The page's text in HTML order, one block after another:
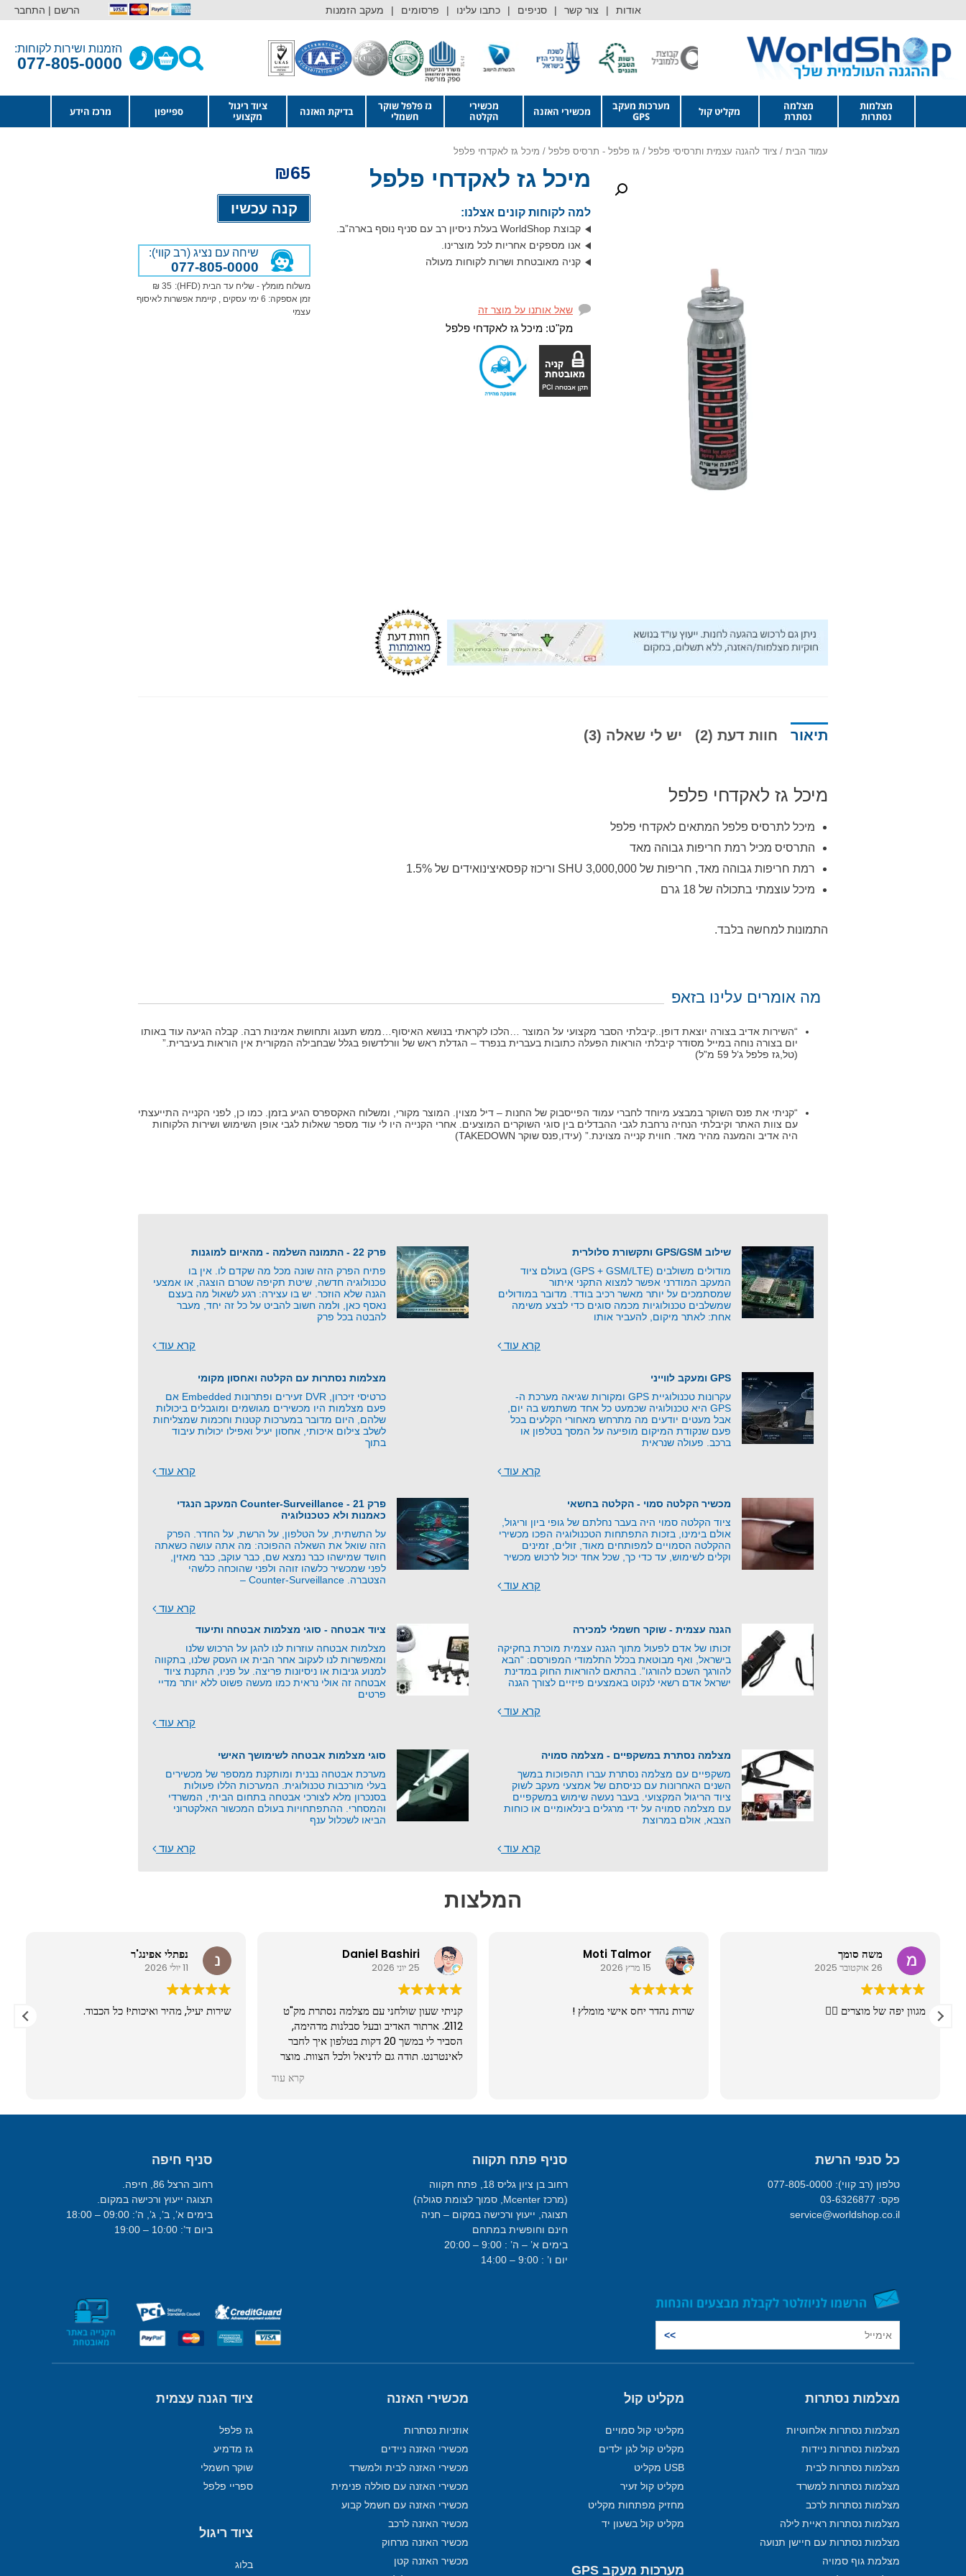
אודות צור קשר סניפים כתבו עלינו פרסומים מעקב הזמנות הרשם | התחבר
הזמנות ושירות לקוחות:
077-805-0000
מצלמות
נסתרות
מצלמה
נסתרת
מקליט קול
מערכות מעקב
GPS
מכשירי האזנה
מכשירי
הקלטה
גז פלפל שוקר
חשמלי
בדיקת האזנה
ציוד ריגול
מקצועי
ספייפון מרכז הידע
עמוד הבית / ציוד להגנה עצמית ותרסיסי פלפל / גז פלפל - תרסיס פלפל / מיכל גז לאקדחי פלפל
מיכל גז לאקדחי פלפל
למה לקוחות קונים אצלנו:
קבוצת WorldShop בעלת ניסיון רב עם סניף נוסף בארה”ב.
אנו מספקים אחריות לכל מוצרינו.
קניה מאובטחת ושרות לקוחות מעולה
שאל אותנו על מוצר זה
מק"ט: מיכל גז לאקדחי פלפל
₪65
קנה עכשיו
שיחה עם נציג (רב קווי):
077-805-0000
משלוח מומלץ - שליח עד הבית (HFD):
35 ₪
זמן אספקה: 6 ימי עסקים , קיימת אפשרות לאיסוף
עצמי
תיאור חוות דעת (2) יש לי שאלה (3)
מיכל גז לאקדחי פלפל
מיכל לתרסיס פלפל המתאים לאקדחי פלפל
התרסיס מכיל רמת חריפות גבוהה מאד
רמת חריפות גבוהה מאד, חריפות של 3,000,000 SHU וריכוז קפסאיצינואידים של 1.5%
מיכל עוצמתי בתכולה של 18 גרם
התמונות למחשה בלבד.
מה אומרים עלינו בזאפ
“השירות אדיב בצורה יוצאת דופן..קיבלתי הסבר מקצועי על המוצר …הלכו לקראתי בנושא האיסוף…ממש תענוג ותחושת אמינות רבה. קבלה הגיעה עוד באותו
יום בצורה נוחה במייל מסודר קיבלתי הוראות הפעלה כתובות בעברית בנפרד – הגדלת ראש של וורלדשופ בגלל שבחבילה המקורית אין הוראות בעיברית.”
(טל,גז פלפל ג’ל 59 מ”ל)
“קניתי את פנס השוקר במבצע מיוחד לחברי עמוד הפייסבוק של החנות – דיל מצוין. המוצר מקורי, ומשלוח האקספרס הגיע בזמן. כמו כן, לפני הקנייה התייעצתי
עם צוות האתר וקיבלתי הנחיה נרחבת לגבי ההבדלים בין סוגי השוקרים המוצעים. אחרי הקנייה היו לי עוד מספר שאלות לגבי אופן השימוש ושירות הלקוחות
היה אדיב והמענה מהיר מאד. חווית קנייה מצוינת.” (עידו,פנס שוקר TAKEDOWN)
שילוב GPS/GSM ותקשורת סלולרית
מודולים משולבים (GPS + GSM/LTE) בעולם ציוד
המעקב המודרני אפשר למצוא התקני איתור
שמסתמכים על יותר מאשר רכיב בודד. מדובר במודולים
שמשלבים טכנולוגיות מכמה סוגים כדי לבצע משימה
אחת: לאתר מיקום, להעביר אותו
קרא עוד
פרק 22 - התמונה השלמה - מהאיום למוגנות
פתיח הפרק הזה שונה מכל מה שקדם לו. אין בו
טכנולוגיה חדשה, שיטת תקיפה שטרם הוצגה, או אמצעי
הגנה שלא הוזכר. יש בו עצירה: רגע לשאול מה בעצם
נאסף כאן, ולמה חשוב להביט על כל זה יחד, מעבר
להבטה בכל פרק
קרא עוד
GPS ומעקב לווייני
עקרונות טכנולוגיית GPS ומקורות שגיאה מערכת ה-
GPS היא טכנולוגיה שכמעט כל אחד משתמש בה יום,
אבל מעטים יודעים מה מתרחש מאחורי הקלעים בכל
פעם שנקודת המיקום מופיעה על המסך בטלפון או
ברכב. פעולה שנראית
קרא עוד
מצלמות נסתרות עם הקלטה ואחסון מקומי
כרטיסי זיכרון, DVR זעירים ופתרונות Embedded אם
פעם מצלמות היו מכשירים מגושמים ומוגבלים ביכולות
שלהם, היום מדובר במערכות קטנות וחכמות שמצליחות
לשלב צילום איכותי, אחסון יעיל ואפילו יכולות עיבוד
בתוך
קרא עוד
מכשיר הקלטה סמוי - הקלטה בחשאי
ציוד הקלטה סמוי היה בעבר נחלתם של גופי ביון וריגול,
אולם בימינו, בזכות התפתחות הטכנולוגיה הפכו מכשירי
ההקלטה הסמויים למפותחים מאוד, זולים, זמינים
וקלים לשימוש, עד כדי כך, שכל אחד יכול לרכוש מכשיר
קרא עוד
פרק 21 - Counter-Surveillance המעקב הנגדי
כאמנות ולא כטכנולוגיה
על התשתית, על הטלפון, על הרשת, על החדר. הפרק
הזה שואל את השאלה ההפוכה: מה אתה עושה כשאתה
חושד שמישהו כבר נמצא שם, כבר עוקב, כבר מאזין,
לפני שמכשיר כלשהו זוהה ולפני שהוכחה כלשהי
הצטברה. Counter-Surveillance –
קרא עוד
הגנה עצמית - שוקר חשמלי למכירה
זכותו של אדם לפעול מתוך הגנה עצמית מוכרת בחקיקה
בישראל, ואף מבוטאת בכלל התלמודי המפורסם: “הבא
להורגך השכם להורגו”. בהתאם להוראות החוק במדינת
ישראל אדם רשאי לנקוט באמצעים פיזיים לצורך הגנה
קרא עוד
ציוד אבטחה - סוגי מצלמות אבטחה ותיעוד
מצלמות אבטחה עוזרות לנו להגן על הרכוש שלנו
ומאפשרות לנו לעקוב אחר הבית או העסק שלנו, בתקווה
למנוע גניבות או ניסיונות פריצה. על פניו, התקנת ציוד
אבטחה זה אולי נראית כמו מעשה פשוט ללא יותר מדיי
פרטים
קרא עוד
מצלמה נסתרת במשקפיים - מצלמה סמויה
משקפיים עם מצלמה נסתרת עברו תהפוכות במשך
השנים האחרונות עם כניסתם של אמצעי מעקב לשוק
ציוד הריגול המקצועי. בעבר נעשה שימוש במשקפיים
עם מצלמה סמויה על ידי מרגלים בינלאומיים או כוחות
הצבא, אולם במרוצת
קרא עוד
סוגי מצלמות אבטחה לשימושך האישי
מערכת אבטחה נבנית ומותקנת ממספר של מכשירים
בעלי מורכבות טכנולוגית. המערכות הללו פעולות
בסנכרון מלא לצורכי אבטחה בתחום הביתי, המשרדי
והמסחרי. ההתפתחויות בעולם המכשור האלקטרוני
הביאו לשכלול ענף
קרא עוד
המלצות
נפתלי אפינג'ר
11 יולי 2026
שירות יעיל, מהיר ואיכותי! כל הכבוד.
Daniel Bashiri
25 יוני 2026
קניתי שעון שולחני עם מצלמה נסתרת מק"ט
2112. ארתור האדיב ובעל סבלנות מדהימה,
הסביר לי במשך 20 דקות בטלפון איך לחבר
לאינטרנט. תודה גם לדניאל ולכל הצוות. מוצר
קרא עוד
Moti Talmor
15 מרץ 2026
שרות נהדר יחס אישי מומלץ !
משה סומך
26 אוקטובר 2025
מגוון יפה של מוצרים 👍🏼
כל סנפי הרשת
טלפון (רב קווי): 077-805-0000
פקס: 03-6326877
service@worldshop.co.il
סניף פתח תקווה
רחוב בן ציון גליס 18, פתח תקווה
(מרכז Mcenter, סמוך לצומת סגולה)
תצוגה, ייעוץ ורכישה במקום – חניה
חינם וחופשית במתחם
בימים א’ – ה’ : 9:00 – 20:00
יום ו’ : 9:00 – 14:00
סניף חיפה
רחוב הרצל 86, חיפה.
תצוגה ייעוץ ורכישה במקום.
בימים א’, ב’, ג’, ה’: 09:00 – 18:00
ביום ד’: 10:00 – 19:00
מצלמות נסתרות
מצלמות נסתרות אלחוטיות
מצלמות נסתרות ניידות
מצלמות נסתרות לבית
מצלמות נסתרות למשרד
מצלמות נסתרות לרכב
מצלמות נסתרות ראיית לילה
מצלמות נסתרות עם חיישן תנועה
מצלמת גוף סמויה
מקליט קול
מקליטי קול סמויים
מקליט קול לגן ילדים
USB מקליט
מקליט קול זעיר
מחזיק מפתחות מקליט
מקליט קול בשעון יד
מערכות מעקב GPS
מכשירי האזנה
אוזניות נסתרות
מכשירי האזנה ניידים
מכשירי האזנה לבית ולמשרד
מכשירי האזנה עם סוללה פנימית
מכשירי האזנה עם חשמל קבוע
מכשיר האזנה לרכב
מכשיר האזנה מרחוק
מכשיר האזנה קטן
ציוד הגנה עצמית
גז פלפל
גז מדמיע
שוקר חשמלי
ספריי פלפל
ציוד ריגול
בלוג